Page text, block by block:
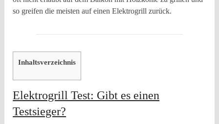
so greifen die meisten auf einen Elektrogrill zurück.
Inhaltsverzeichnis
Elektrogrill Test: Gibt es einen
Testsieger?